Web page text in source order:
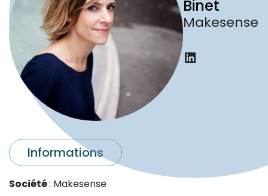
Binet
Makesense
LinkedIn
Informations
Société: Makesense